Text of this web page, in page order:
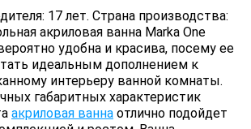
17 лет. Страна производства:
акриловая ванна Marka One
удобна и красива, посему ее
идеальным дополнением к
интерьеру ванной комнаты.
габаритных характеристик
акриловая ванна отлично подойдет